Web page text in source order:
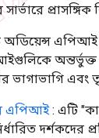
অডিয়েন্স এপিআই
অন্তর্ভুক্ত
ভাগাভাগি এবং
এপিআই: এটি
দর্শকদের